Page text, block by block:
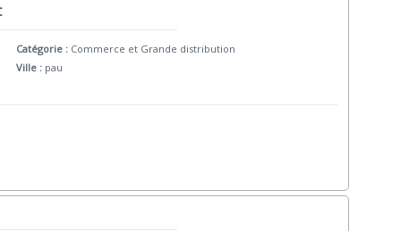
Catégorie : Commerce et Grande distribution
Ville : pau